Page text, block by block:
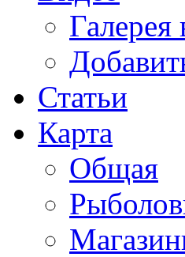
Галерея
Статьи
Карта
Общая